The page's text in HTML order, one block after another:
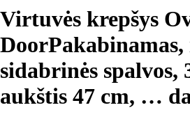
Virtuvės krepšys
Door
sidabrinės spalvos,
aukštis 47 cm, …